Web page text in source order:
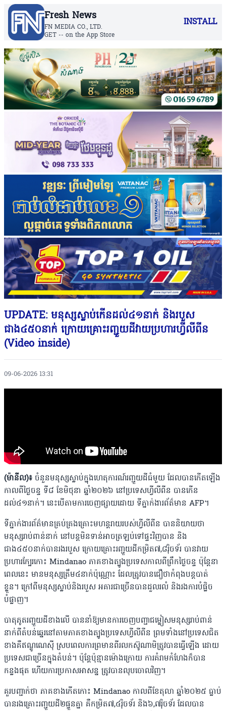
Fresh News
FN MEDIA CO., LTD.
GET -- on the App Store
INSTALL
UPDATE: មនុស្សស្លាប់កើនដល់៤១នាក់ និងរបួស
ជាង៤៥០នាក់ ក្រោយគ្រោះរញ្ជួយដីវាយប្រហារហ្វីលីពីន
(Video inside)
09-06-2026 13:31
(ម៉ានីល)​៖ ចំនួនមនុស្សស្លាប់ក្នុងហេតុការណ៍រញ្ជួយដីធំមួយ ដែលបានកើតឡើង
កាលពីថ្ងៃចន្ទ ទី៨ ខែមិថុនា ឆ្នាំ២០២៦ នៅប្រទេសហ្វីលីពីន បានកើន
ដល់៤១នាក់។ នេះបើតាមការចេញផ្សាយដោយ ទីភ្នាក់ងារព័ត៌មាន AFP។
ទីភ្នាក់ងារព័ត៌មានគ្រប់គ្រងគ្រោះមហន្តរាយរបស់ហ្វីលីពីន បាននិយាយថា
មនុស្សរាប់ពាន់នាក់​ នៅបន្តមិនទាន់អាចត្រឡប់ទៅផ្ទះវិញបាន និង​
ជាង៤៥០នាក់បានរងរបួស ក្រោយគ្រោះរញ្ជួយដីកម្រិត៧,៨រ៉ិចទ័រ បានវាយ
ប្រហារក្បែរកោះ Mindanao ភាគខាងត្បូងប្រទេសកាលពីព្រឹកថ្ងៃចន្ទ ប៉ុន្តែនា
ពេលនេះ មានមនុស្សត្រឹម៤នាក់ប៉ុណ្ណោះ ដែលត្រូវបានជឿថាកំពុងបន្តបាត់
ខ្លួន។ ក្រៅពីមនុស្សស្លាប់និងរបួស អគារជាច្រើនបានដួលរលំ និងរងការបំផ្លិច
បំផ្លាញ។
បាតុភូតរញ្ជួយដីខាងលើ បាននាំឱ្យមានការចេញបញ្ជាជម្លៀសមនុស្សរាប់ពាន់
នាក់ពីតំបន់ឆ្នេរនៅតាមភាគខាងត្បូងប្រទេសហ្វីលីពីន ព្រមទាំង​នៅប្រទេសជិត
ខាងគឺឥណ្ឌូណេស៉ី ស្របពេលការព្រមានពីរលកស៊ូណាមិត្រូវបានធ្វើឡើង ដោយ
ប្រទេសជាច្រើនក្នុងតំបន់។ ប៉ុន្តែប៉ុន្មានម៉ោងក្រោយ ការគំរាមកំហែងក៏បាន
កន្លងផុត ហើយការប្រកាសអាសន្ន ត្រូវបានលុបចោលវិញ។
គួរបញ្ជាក់ថា​ ភាគខាងកើតកោះ Mindanao កាលពីខែតុលា ឆ្នាំ២០២៥ ធ្លាប់
បានរងគ្រោះរញ្ជួយដី២ផ្ទួនគ្នា គឺកម្រិត៧,៤រ៉ិចទ័រ និង៦,៧រ៉ិចទ័រ ដែលបាន